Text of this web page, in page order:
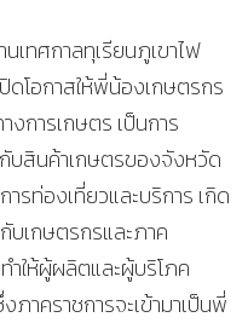
เทศกาลทุเรียนภูเขาไฟ
ดโอกาสให้พี่น้องเกษตรกร
การเกษตร เป็นการ
บสินค้าเกษตรของจังหวัด
รท่องเที่ยวและบริการ เกิด
บเกษตรกรและภาค
ำให้ผู้ผลิตและผู้บริโภค
าคราชการจะเข้ามาเป็นพี่